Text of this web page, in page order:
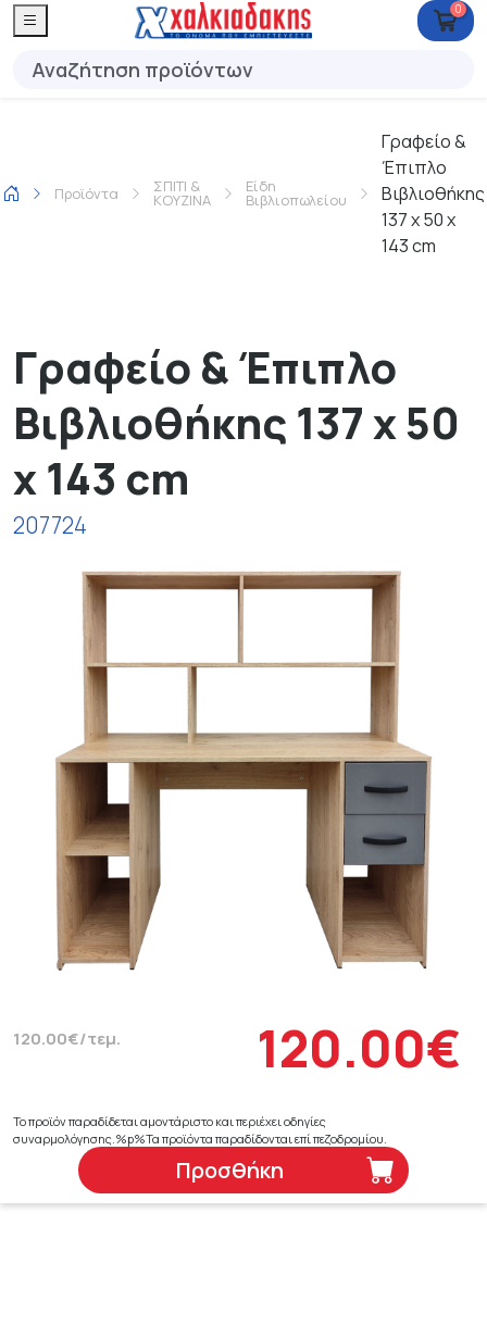
0
Προϊόντα ΣΠΙΤΙ &
ΚΟΥΖΙΝΑ
Είδη
Βιβλιοπωλείου
Γραφείο &
Έπιπλο
Βιβλιοθήκης
137 x 50 x
143 cm
Γραφείο & Έπιπλο
Βιβλιοθήκης 137 x 50
x 143 cm
207724
120.00€/τεμ. 120.00€
Το προϊόν παραδίδεται αμοντάριστο και περιέχει οδηγίες
συναρμολόγησης.%p%Τα προϊόντα παραδίδονται επί πεζοδρομίου.
Προσθήκη